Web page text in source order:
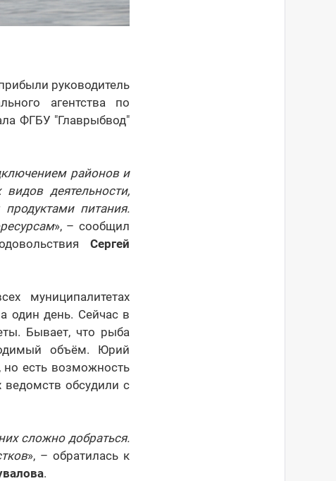
руководитель
агентства по
ФГБУ "Главрыбвод"
районов и
деятельности,
продуктами питания.
», – сообщил
Сергей
муниципалитетах
один день. Сейчас в
Бывает, что рыба
объём. Юрий
но есть возможность
ведомств обсудили с
сложно добраться.
», – обратилась к
.